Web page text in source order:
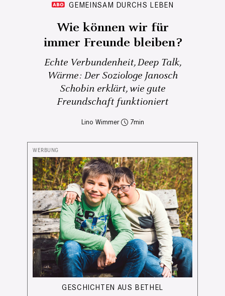
GEMEINSAM DURCHS LEBEN
Wie können wir für
immer Freunde bleiben?
Echte Verbundenheit, Deep Talk,
Wärme: Der Soziologe Janosch
Schobin erklärt, wie gute
Freundschaft funktioniert
Lino Wimmer 7
GESCHICHTEN AUS BETHEL